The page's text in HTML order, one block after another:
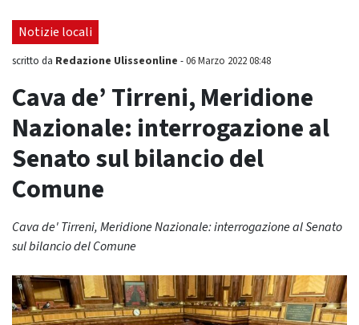
Notizie locali
scritto da Redazione Ulisseonline -06 Marzo 2022 08:48
Cava de’ Tirreni, Meridione
Nazionale: interrogazione al
Senato sul bilancio del
Comune
Cava de' Tirreni, Meridione Nazionale: interrogazione al Senato
sul bilancio del Comune